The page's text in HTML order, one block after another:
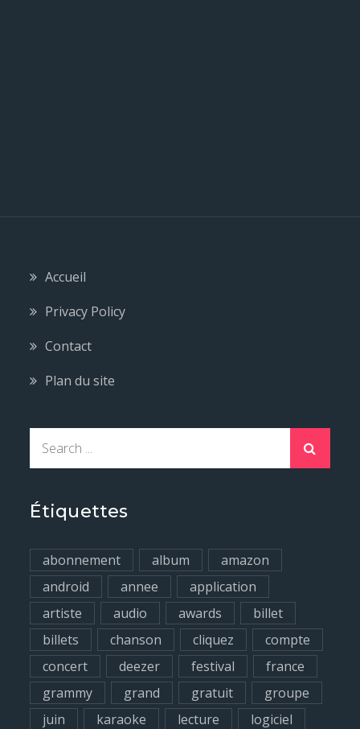
Accueil
Privacy Policy
Contact
Plan du site
r
h
f
o
Étiquettes
abonnement album
amazon
android
annee
application
artiste
audio awards
billet
billets
chanson cliquez
compte
concert
deezer festival
france
grammy
grand gratuit
groupe
juin
karaoke lecture
logiciel